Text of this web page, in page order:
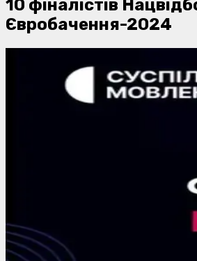
10 фіналістів
Євробачення-2024